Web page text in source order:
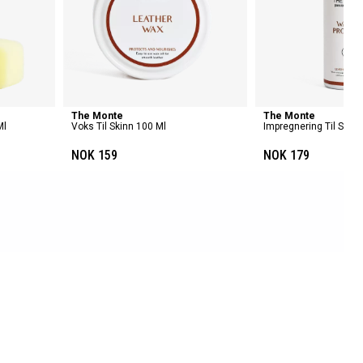
Voks Til Skinn 100 Ml
The Monte
NOK 159
Impregnering Til
The Monte
NOK 179